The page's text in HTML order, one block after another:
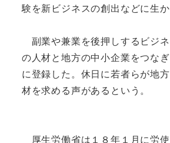
験を新ビジネスの創出などに生
副業や兼業を後押しするビジ
の人材と地方の中小企業をつな
に登録した。休日に若者らが地
材を求める声があるという。
厚生労働省は１８年１月に労